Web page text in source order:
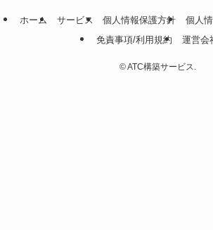
ホーム サービス 個人情報保護方針
個人
免責事項/利用規約
運営会
©ATC構築サービス.